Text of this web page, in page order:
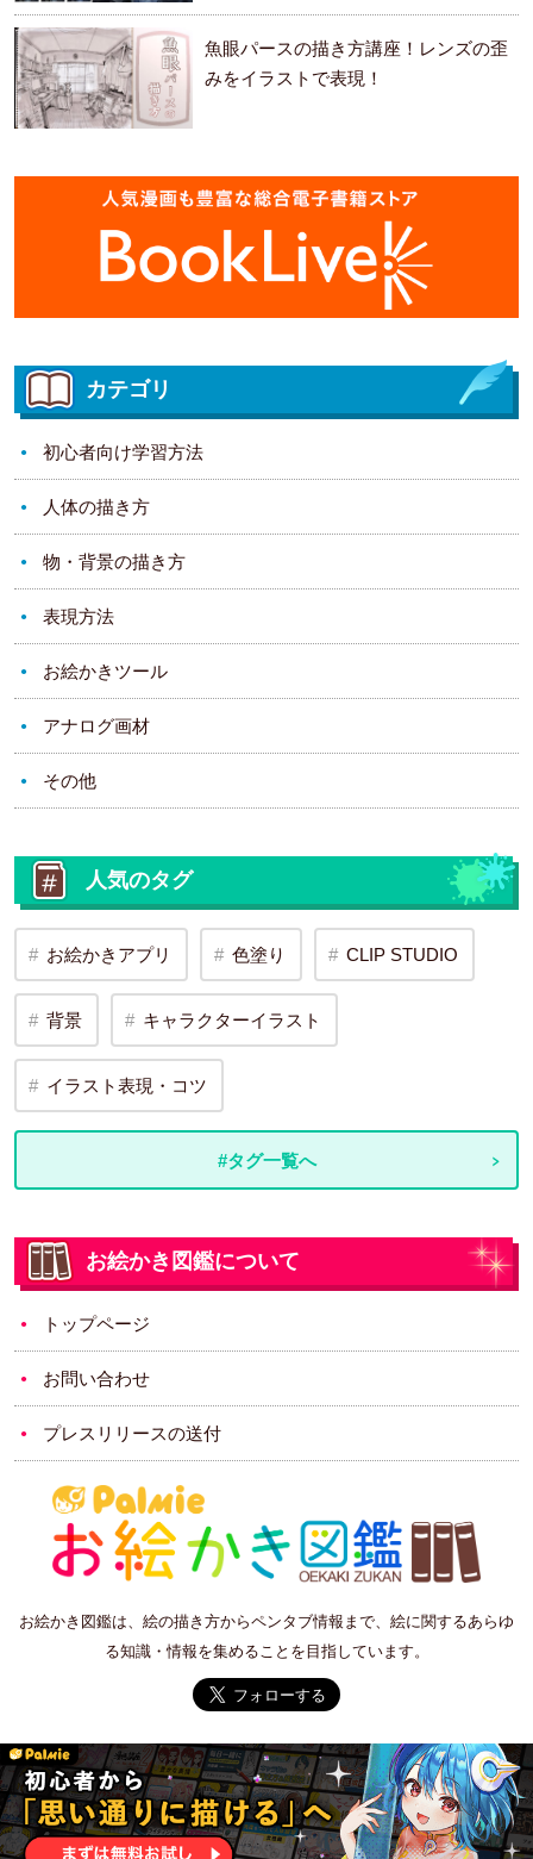
ます。
魚眼パースの描き方講座！レンズの歪
みをイラストで表現！
カテゴリ
初心者向け学習方法
人体の描き方
物・背景の描き方
表現方法
お絵かきツール
アナログ画材
その他
人気のタグ
お絵かきアプリ 色塗り CLIP STUDIO
背景 キャラクターイラスト
イラスト表現・コツ
#タグ一覧へ
お絵かき図鑑について
トップページ
お問い合わせ
プレスリリースの送付
お絵かき図鑑は、絵の描き方からペンタブ情報まで、絵に関するあらゆ
る知識・情報を集めることを目指しています。